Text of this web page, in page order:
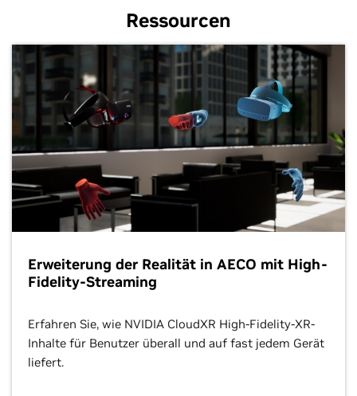
Ressourcen
Erweiterung der Realität in AECO mit High-
Fidelity-Streaming
Erfahren Sie, wie NVIDIA CloudXR High-Fidelity-XR-
Inhalte für Benutzer überall und auf fast jedem Gerät
liefert.